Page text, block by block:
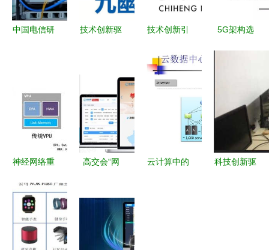
中国电信研
用试点，创
新数字工厂
实践
技术创新驱
网络科技的
技术开发实
践
技术创新引
驰恒网络科
技在通信设
破与实践
5G架构选
底长什么
样？通信设
备技术领域
一目了然
神经网络重
世界的网络
技术新生态
高交会“网
场 政企融
合新架构，
政策提速产
云计算中的
科技创新驱